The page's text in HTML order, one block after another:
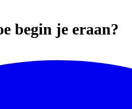
begin je eraan?